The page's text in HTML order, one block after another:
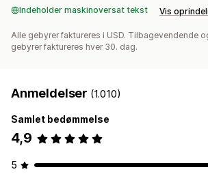
Indeholder maskinoversat tekst Vis
Alle gebyrer faktureres i USD. Tilbagevendende
gebyrer faktureres hver 30. dag.
Anmeldelser (1.010)
Samlet bedømmelse
4,9
5